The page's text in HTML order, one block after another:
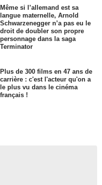
Même si l’allemand est sa
langue maternelle, Arnold
Schwarzenegger n’a pas eu le
droit de doubler son propre
personnage dans la saga
Terminator
Plus de 300 films en 47 ans de
carrière : c'est l'acteur qu'on a
le plus vu dans le cinéma
français !